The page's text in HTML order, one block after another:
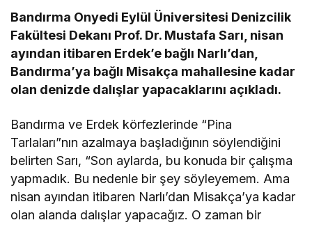
Bandırma Onyedi Eylül Üniversitesi Denizcilik
Fakültesi Dekanı Prof. Dr. Mustafa Sarı, nisan
ayından itibaren Erdek’e bağlı Narlı’dan,
Bandırma’ya bağlı Misakça mahallesine kadar
olan denizde dalışlar yapacaklarını açıkladı.
Bandırma ve Erdek körfezlerinde “Pina
Tarlaları”nın azalmaya başladığının söylendiğini
belirten Sarı, “Son aylarda, bu konuda bir çalışma
yapmadık. Bu nedenle bir şey söyleyemem. Ama
nisan ayından itibaren Narlı’dan Misakça’ya kadar
olan alanda dalışlar yapacağız. O zaman bir